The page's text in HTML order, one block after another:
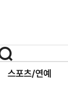
스포츠/연예